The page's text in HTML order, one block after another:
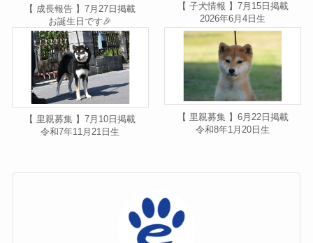
【 成長報告 】7月27日掲載
お誕生日です🎉
【 子犬情報 】7月15日掲載
2026年6月4日生
【 里親募集 】7月10日掲載
令和7年11月21日生
【 里親募集 】6月22日掲載
令和8年1月20日生